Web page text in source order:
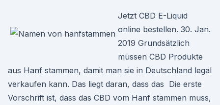
Jetzt CBD E-Liquid
online bestellen. 30. Jan.
2019 Grundsätzlich
müssen CBD Produkte
aus Hanf stammen, damit man sie in Deutschland legal
verkaufen kann. Das liegt daran, dass das Die erste
Vorschrift ist, dass das CBD vom Hanf stammen muss,